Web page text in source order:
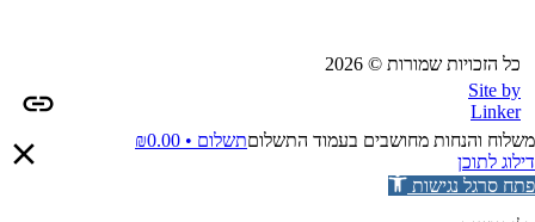
כל הזכויות שמורות © 2026
Site by
Linker
משלוח והנחות מחושבים בעמוד התשלוםתשלום • ₪0.00
דילוג לתוכן
פתח סרגל נגישות